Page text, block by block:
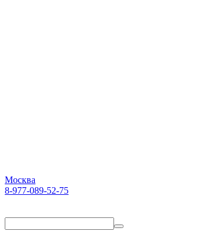
Москва
8-977-089-52-75